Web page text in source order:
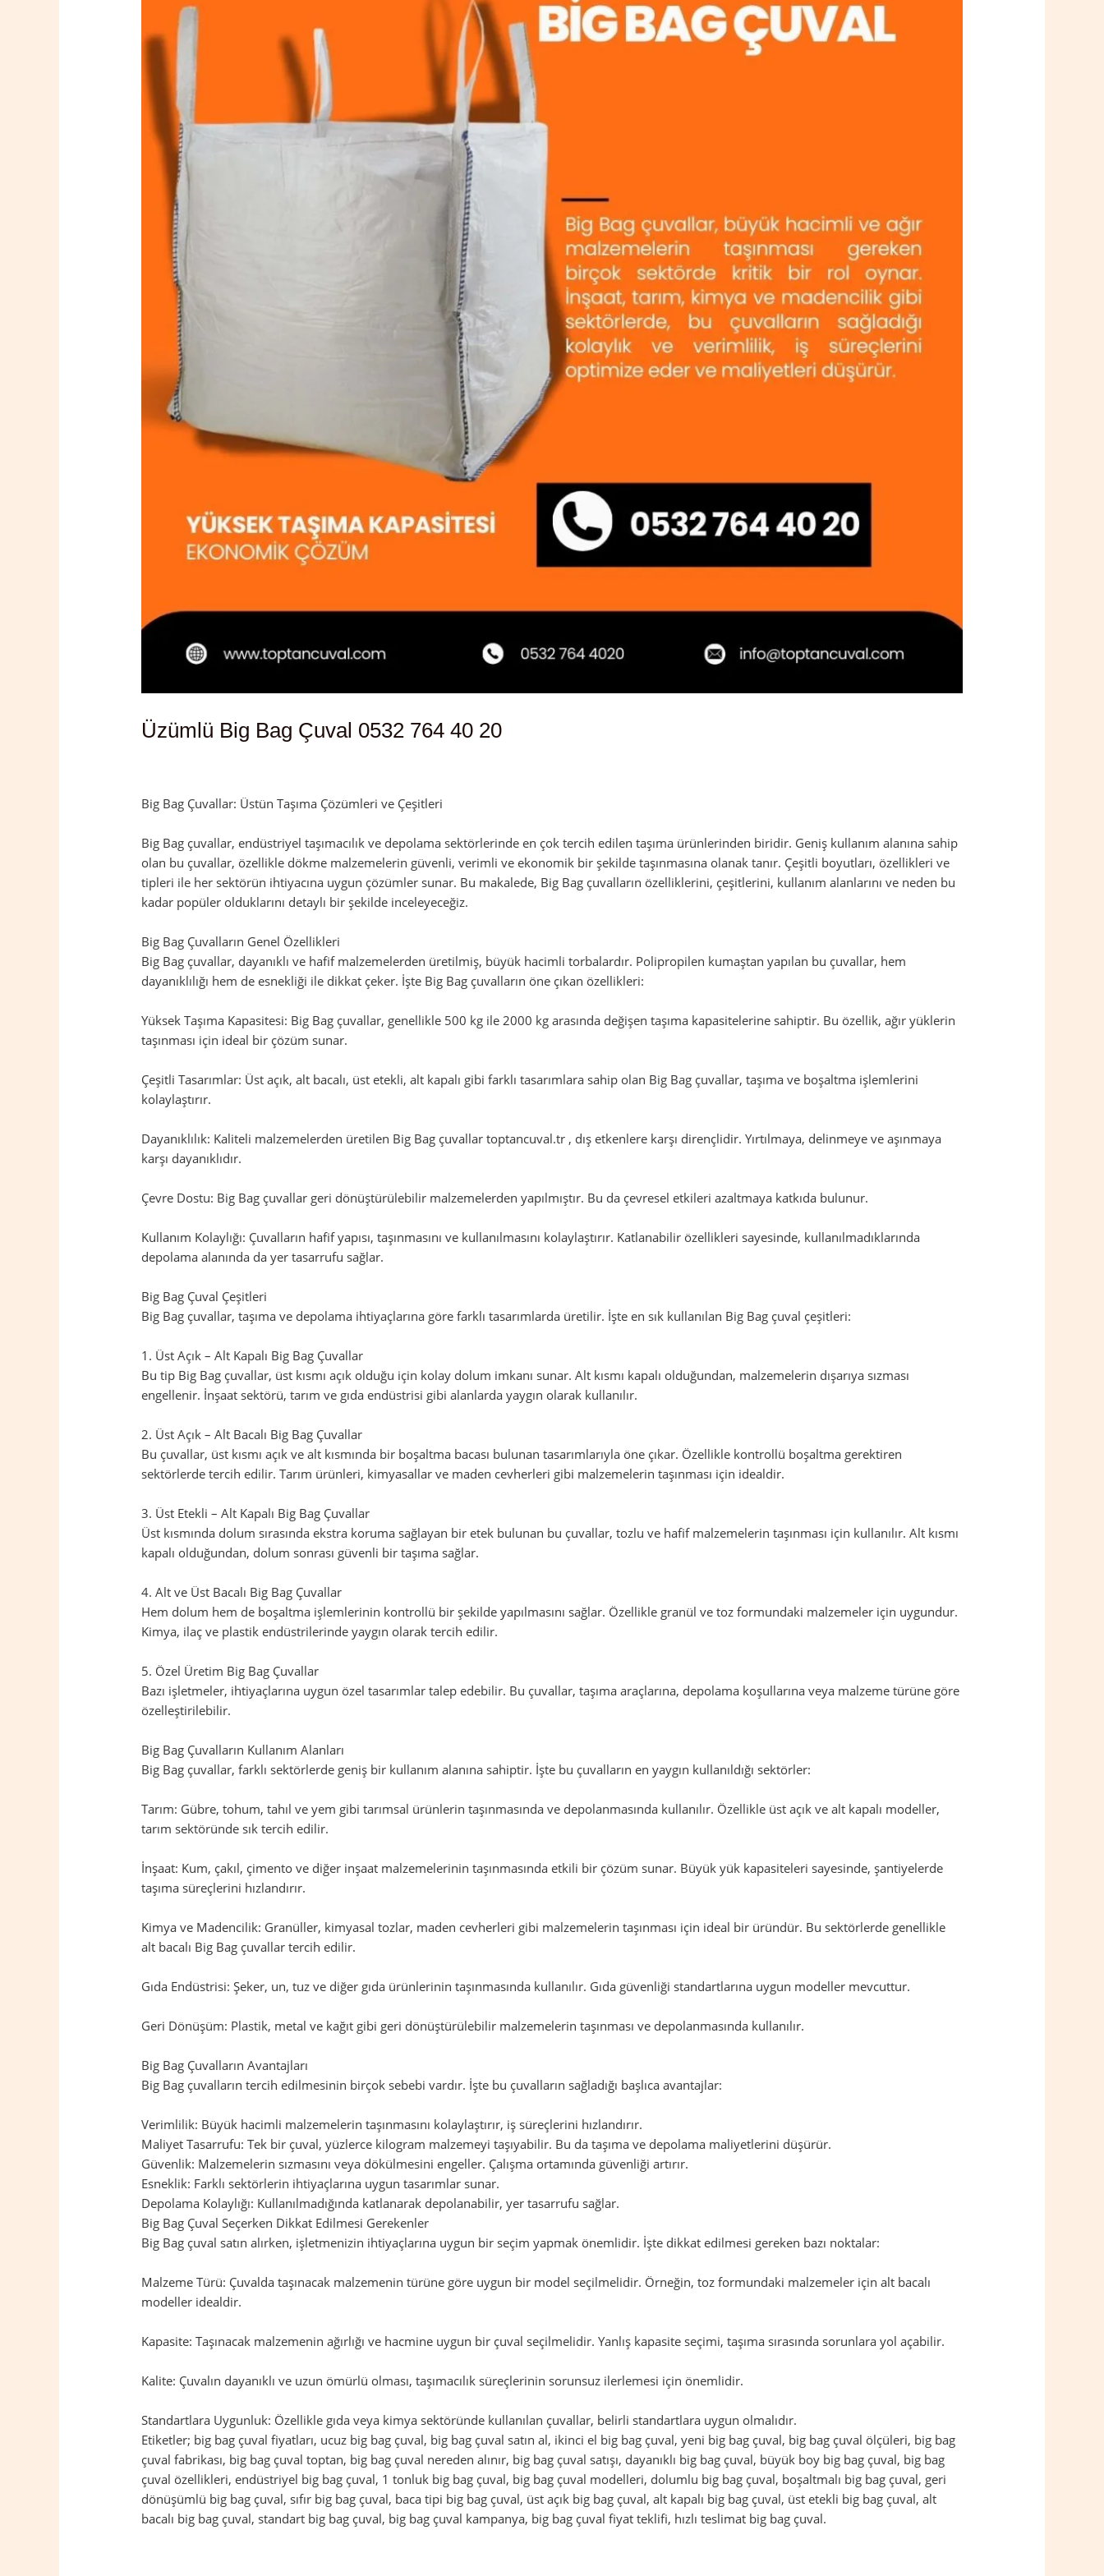
Üzümlü Big Bag Çuval 0532 764 40 20
Big Bag Çuvallar: Üstün Taşıma Çözümleri ve Çeşitleri
Big Bag çuvallar, endüstriyel taşımacılık ve depolama sektörlerinde en çok tercih edilen taşıma ürünlerinden biridir. Geniş kullanım alanına sahip
olan bu çuvallar, özellikle dökme malzemelerin güvenli, verimli ve ekonomik bir şekilde taşınmasına olanak tanır. Çeşitli boyutları, özellikleri ve
tipleri ile her sektörün ihtiyacına uygun çözümler sunar. Bu makalede, Big Bag çuvalların özelliklerini, çeşitlerini, kullanım alanlarını ve neden bu
kadar popüler olduklarını detaylı bir şekilde inceleyeceğiz.
Big Bag Çuvalların Genel Özellikleri
Big Bag çuvallar, dayanıklı ve hafif malzemelerden üretilmiş, büyük hacimli torbalardır. Polipropilen kumaştan yapılan bu çuvallar, hem
dayanıklılığı hem de esnekliği ile dikkat çeker. İşte Big Bag çuvalların öne çıkan özellikleri:
Yüksek Taşıma Kapasitesi: Big Bag çuvallar, genellikle 500 kg ile 2000 kg arasında değişen taşıma kapasitelerine sahiptir. Bu özellik, ağır yüklerin
taşınması için ideal bir çözüm sunar.
Çeşitli Tasarımlar: Üst açık, alt bacalı, üst etekli, alt kapalı gibi farklı tasarımlara sahip olan Big Bag çuvallar, taşıma ve boşaltma işlemlerini
kolaylaştırır.
Dayanıklılık: Kaliteli malzemelerden üretilen Big Bag çuvallar toptancuval.tr , dış etkenlere karşı dirençlidir. Yırtılmaya, delinmeye ve aşınmaya
karşı dayanıklıdır.
Çevre Dostu: Big Bag çuvallar geri dönüştürülebilir malzemelerden yapılmıştır. Bu da çevresel etkileri azaltmaya katkıda bulunur.
Kullanım Kolaylığı: Çuvalların hafif yapısı, taşınmasını ve kullanılmasını kolaylaştırır. Katlanabilir özellikleri sayesinde, kullanılmadıklarında
depolama alanında da yer tasarrufu sağlar.
Big Bag Çuval Çeşitleri
Big Bag çuvallar, taşıma ve depolama ihtiyaçlarına göre farklı tasarımlarda üretilir. İşte en sık kullanılan Big Bag çuval çeşitleri:
1. Üst Açık – Alt Kapalı Big Bag Çuvallar
Bu tip Big Bag çuvallar, üst kısmı açık olduğu için kolay dolum imkanı sunar. Alt kısmı kapalı olduğundan, malzemelerin dışarıya sızması
engellenir. İnşaat sektörü, tarım ve gıda endüstrisi gibi alanlarda yaygın olarak kullanılır.
2. Üst Açık – Alt Bacalı Big Bag Çuvallar
Bu çuvallar, üst kısmı açık ve alt kısmında bir boşaltma bacası bulunan tasarımlarıyla öne çıkar. Özellikle kontrollü boşaltma gerektiren
sektörlerde tercih edilir. Tarım ürünleri, kimyasallar ve maden cevherleri gibi malzemelerin taşınması için idealdir.
3. Üst Etekli – Alt Kapalı Big Bag Çuvallar
Üst kısmında dolum sırasında ekstra koruma sağlayan bir etek bulunan bu çuvallar, tozlu ve hafif malzemelerin taşınması için kullanılır. Alt kısmı
kapalı olduğundan, dolum sonrası güvenli bir taşıma sağlar.
4. Alt ve Üst Bacalı Big Bag Çuvallar
Hem dolum hem de boşaltma işlemlerinin kontrollü bir şekilde yapılmasını sağlar. Özellikle granül ve toz formundaki malzemeler için uygundur.
Kimya, ilaç ve plastik endüstrilerinde yaygın olarak tercih edilir.
5. Özel Üretim Big Bag Çuvallar
Bazı işletmeler, ihtiyaçlarına uygun özel tasarımlar talep edebilir. Bu çuvallar, taşıma araçlarına, depolama koşullarına veya malzeme türüne göre
özelleştirilebilir.
Big Bag Çuvalların Kullanım Alanları
Big Bag çuvallar, farklı sektörlerde geniş bir kullanım alanına sahiptir. İşte bu çuvalların en yaygın kullanıldığı sektörler:
Tarım: Gübre, tohum, tahıl ve yem gibi tarımsal ürünlerin taşınmasında ve depolanmasında kullanılır. Özellikle üst açık ve alt kapalı modeller,
tarım sektöründe sık tercih edilir.
İnşaat: Kum, çakıl, çimento ve diğer inşaat malzemelerinin taşınmasında etkili bir çözüm sunar. Büyük yük kapasiteleri sayesinde, şantiyelerde
taşıma süreçlerini hızlandırır.
Kimya ve Madencilik: Granüller, kimyasal tozlar, maden cevherleri gibi malzemelerin taşınması için ideal bir üründür. Bu sektörlerde genellikle
alt bacalı Big Bag çuvallar tercih edilir.
Gıda Endüstrisi: Şeker, un, tuz ve diğer gıda ürünlerinin taşınmasında kullanılır. Gıda güvenliği standartlarına uygun modeller mevcuttur.
Geri Dönüşüm: Plastik, metal ve kağıt gibi geri dönüştürülebilir malzemelerin taşınması ve depolanmasında kullanılır.
Big Bag Çuvalların Avantajları
Big Bag çuvalların tercih edilmesinin birçok sebebi vardır. İşte bu çuvalların sağladığı başlıca avantajlar:
Verimlilik: Büyük hacimli malzemelerin taşınmasını kolaylaştırır, iş süreçlerini hızlandırır.
Maliyet Tasarrufu: Tek bir çuval, yüzlerce kilogram malzemeyi taşıyabilir. Bu da taşıma ve depolama maliyetlerini düşürür.
Güvenlik: Malzemelerin sızmasını veya dökülmesini engeller. Çalışma ortamında güvenliği artırır.
Esneklik: Farklı sektörlerin ihtiyaçlarına uygun tasarımlar sunar.
Depolama Kolaylığı: Kullanılmadığında katlanarak depolanabilir, yer tasarrufu sağlar.
Big Bag Çuval Seçerken Dikkat Edilmesi Gerekenler
Big Bag çuval satın alırken, işletmenizin ihtiyaçlarına uygun bir seçim yapmak önemlidir. İşte dikkat edilmesi gereken bazı noktalar:
Malzeme Türü: Çuvalda taşınacak malzemenin türüne göre uygun bir model seçilmelidir. Örneğin, toz formundaki malzemeler için alt bacalı
modeller idealdir.
Kapasite: Taşınacak malzemenin ağırlığı ve hacmine uygun bir çuval seçilmelidir. Yanlış kapasite seçimi, taşıma sırasında sorunlara yol açabilir.
Kalite: Çuvalın dayanıklı ve uzun ömürlü olması, taşımacılık süreçlerinin sorunsuz ilerlemesi için önemlidir.
Standartlara Uygunluk: Özellikle gıda veya kimya sektöründe kullanılan çuvallar, belirli standartlara uygun olmalıdır.
Etiketler; big bag çuval fiyatları, ucuz big bag çuval, big bag çuval satın al, ikinci el big bag çuval, yeni big bag çuval, big bag çuval ölçüleri, big bag
çuval fabrikası, big bag çuval toptan, big bag çuval nereden alınır, big bag çuval satışı, dayanıklı big bag çuval, büyük boy big bag çuval, big bag
çuval özellikleri, endüstriyel big bag çuval, 1 tonluk big bag çuval, big bag çuval modelleri, dolumlu big bag çuval, boşaltmalı big bag çuval, geri
dönüşümlü big bag çuval, sıfır big bag çuval, baca tipi big bag çuval, üst açık big bag çuval, alt kapalı big bag çuval, üst etekli big bag çuval, alt
bacalı big bag çuval, standart big bag çuval, big bag çuval kampanya, big bag çuval fiyat teklifi, hızlı teslimat big bag çuval.